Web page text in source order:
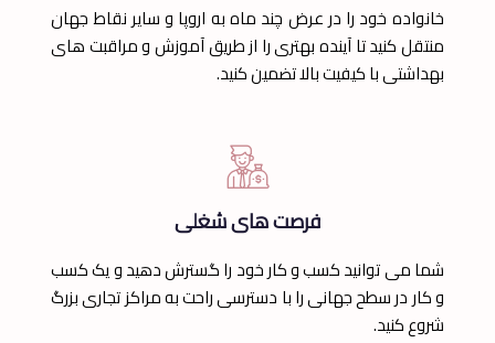
خانواده خود را در عرض چند ماه به اروپا و سایر نقاط جهان
منتقل کنید تا آینده بهتری را از طریق آموزش و مراقبت های
بهداشتی با کیفیت بالا تضمین کنید.
فرصت های شغلی
شما می توانید کسب و کار خود را گسترش دهید و یک کسب
و کار در سطح جهانی را با دسترسی راحت به مراکز تجاری بزرگ
شروع کنید.